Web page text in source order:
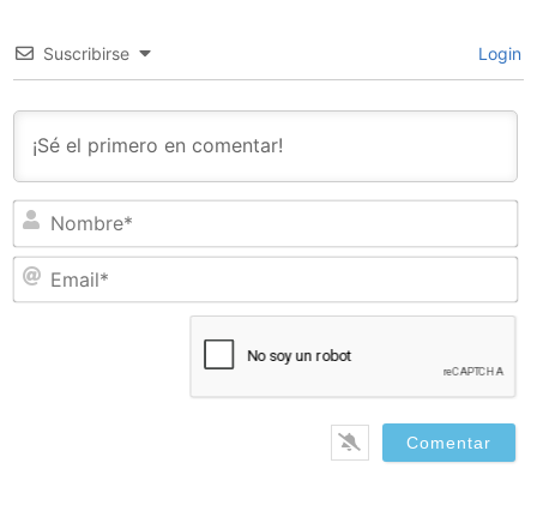
Suscribirse Login